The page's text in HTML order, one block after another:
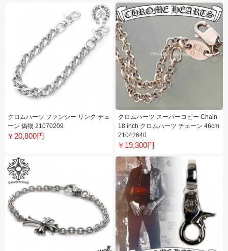
クロムハーツ ファンシー リンク チェ
ーン 偽物 21070209
￥20,800円
クロムハーツ スーパーコピー Chain
18 inch クロムハーツ チェーン 46cm
21042640
￥19,300円